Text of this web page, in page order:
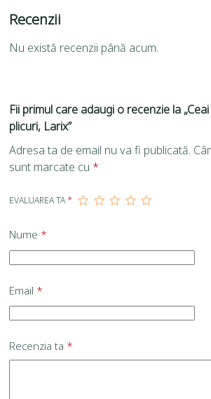
Recenzii
Nu există recenzii până acum.
Fii primul care adaugi o recenzie la
plicuri, Larix”
Adresa ta de email nu va fi publicată.
sunt marcate cu *
EVALUAREA TA*
Nume *
Email *
Recenzia ta *